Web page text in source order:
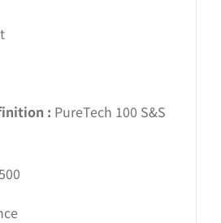
: PureTech 100 S&S